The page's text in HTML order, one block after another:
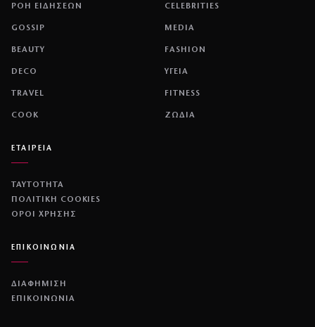
ΡΟΗ ΕΙΔΗΣΕΩΝ CELEBRITIES
GOSSIP MEDIA
BEAUTY FASHION
DECO ΥΓΕΙΑ
TRAVEL FITNESS
COOK ΖΩΔΙΑ
ΕΤΑΙΡΕΙΑ
ΤΑΥΤΟΤΗΤΑ
ΠΟΛΙΤΙΚΉ COOKIES
ΌΡΟΙ ΧΡΉΣΗΣ
ΕΠΙΚΟΙΝΩΝΙΑ
ΔΙΑΦΗΜΙΣΗ
ΕΠΙΚΟΙΝΩΝΙΑ